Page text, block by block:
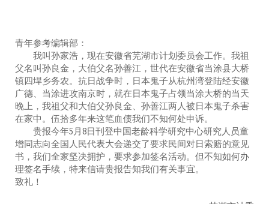
青年参考编辑部：
我叫孙家浩，现在安徽省芜湖市计划委员会工作。我祖
父名叫孙良金，大伯父名孙善江，世代在安徽省当涂县大桥
镇四垾乡务农。抗日战争时，日本鬼子从杭州湾登陆经安徽
广德、当涂进攻南京时，就在日本鬼子占领当涂大桥的当天
晚上，我祖父和大伯父孙良金、孙善江两人被日本鬼子杀害
在家中。伍拾多年来这笔血债我们不知何处申诉。
贵报今年5月8日刊登中国老龄科学研究中心研究人员童
增同志向全国人民代表大会递交了要求民间对日索赔的意见
书，我们全家坚决拥护，要求参加签名活动。但不知如何办
理签名手续，特来信请贵报告知我们有关事宜。
致礼！